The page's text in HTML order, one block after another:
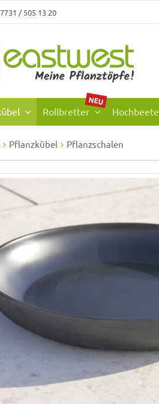
/ 505 13 20
Rollbretter
NEU
Hochbeete
Pflanzkübel Pflanzschalen